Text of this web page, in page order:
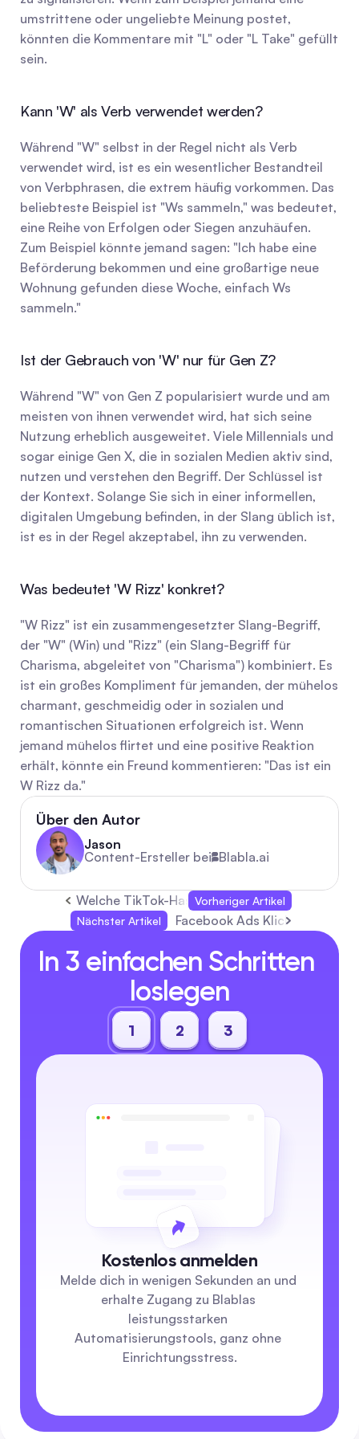
umstrittene oder ungeliebte Meinung postet,
könnten die Kommentare mit "L" oder "L Take" gefüllt
sein.
Kann 'W' als Verb verwendet werden?
Während "W" selbst in der Regel nicht als Verb
verwendet wird, ist es ein wesentlicher Bestandteil
von Verbphrasen, die extrem häufig vorkommen. Das
beliebteste Beispiel ist "Ws sammeln," was bedeutet,
eine Reihe von Erfolgen oder Siegen anzuhäufen.
Zum Beispiel könnte jemand sagen: "Ich habe eine
Beförderung bekommen und eine großartige neue
Wohnung gefunden diese Woche, einfach Ws
sammeln."
Ist der Gebrauch von 'W' nur für Gen Z?
Während "W" von Gen Z popularisiert wurde und am
meisten von ihnen verwendet wird, hat sich seine
Nutzung erheblich ausgeweitet. Viele Millennials und
sogar einige Gen X, die in sozialen Medien aktiv sind,
nutzen und verstehen den Begriff. Der Schlüssel ist
der Kontext. Solange Sie sich in einer informellen,
digitalen Umgebung befinden, in der Slang üblich ist,
ist es in der Regel akzeptabel, ihn zu verwenden.
Was bedeutet 'W Rizz' konkret?
"W Rizz" ist ein zusammengesetzter Slang-Begriff,
der "W" (Win) und "Rizz" (ein Slang-Begriff für
Charisma, abgeleitet von "Charisma") kombiniert. Es
ist ein großes Kompliment für jemanden, der mühelos
charmant, geschmeidig oder in sozialen und
romantischen Situationen erfolgreich ist. Wenn
jemand mühelos flirtet und eine positive Reaktion
erhält, könnte ein Freund kommentieren: "Das ist ein
W Rizz da."
Über den Autor
Jason
Content-Ersteller bei Blabla.ai
Welche TikTok-Hashtags sind gerade
Vorheriger Artikel
Nächster Artikel
Facebook Ads Klickraten im
In 3 einfachen Schritten
loslegen
1 2 3
Kostenlos anmelden
Melde dich in wenigen Sekunden an und
erhalte Zugang zu Blablas
leistungsstarken
Automatisierungstools, ganz ohne
Einrichtungsstress.